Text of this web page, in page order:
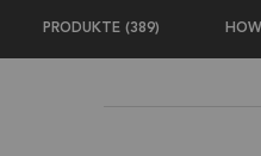
PRODUKTE (389)